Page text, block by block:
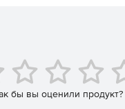
бы вы оценили продукт?